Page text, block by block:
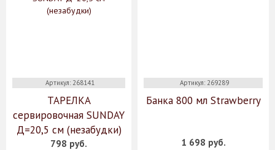
Артикул: 268141
ТАРЕЛКА
сервировочная SUNDAY
Д=20,5 см (незабудки)
798 руб.
Артикул: 269289
Банка 800 мл Strawberry
1 698 руб.